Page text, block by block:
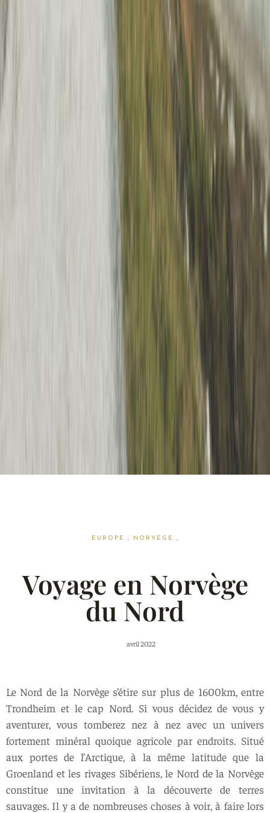
EUROPE , NORVÈGE ,
Voyage en Norvège
du Nord
avril 2022
Le Nord de la Norvège s’étire sur plus de 1600km, entre
Trondheim et le cap Nord. Si vous décidez de vous y
aventurer, vous tomberez nez à nez avec un univers
fortement minéral quoique agricole par endroits. Situé
aux portes de l’Arctique, à la même latitude que la
Groenland et les rivages Sibériens, le Nord de la Norvège
constitue une invitation à la découverte de terres
sauvages. Il y a de nombreuses choses à voir, à faire lors